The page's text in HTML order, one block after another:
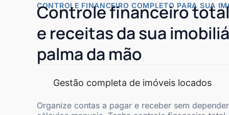
CONTROLE FINANCEIRO COMPLETO PARA SUA
Controle financeiro
e receitas da sua
palma da mão
Gestão completa de imóveis locados
Organize contas a pagar e receber sem